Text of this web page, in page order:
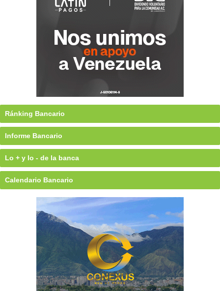
Ránking Bancario
Informe Bancario
Lo + y lo - de la banca
Calendario Bancario